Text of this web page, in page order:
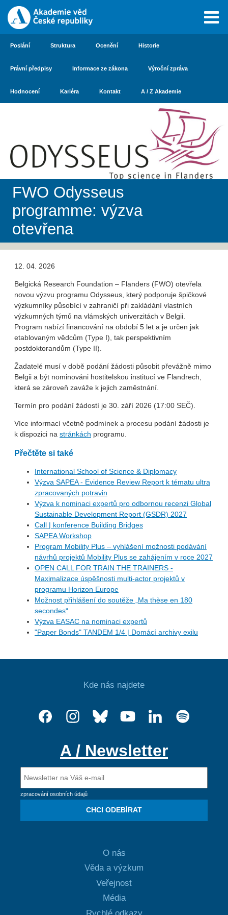
Poslání Struktura Ocenění Historie
Právní předpisy Informace ze zákona Výroční zpráva
Hodnocení Kariéra Kontakt A / Z Akademie
FWO Odysseus
programme: výzva
otevřena
12. 04. 2026
Belgická Research Foundation – Flanders (FWO) otevřela
novou výzvu programu Odysseus, který podporuje špičkové
výzkumníky působící v zahraničí při zakládání vlastních
výzkumných týmů na vlámských univerzitách v Belgii.
Program nabízí financování na období 5 let a je určen jak
etablovaným vědcům (Type I), tak perspektivním
postdoktorandům (Type II).
Žadatelé musí v době podání žádosti působit převážně mimo
Belgii a být nominováni hostitelskou institucí ve Flandrech,
která se zároveň zaváže k jejich zaměstnání.
Termín pro podání žádostí je 30. září 2026 (17:00 SEČ).
Více informací včetně podmínek a procesu podání žádosti je
k dispozici na stránkách programu.
Přečtěte si také
International School of Science & Diplomacy
Výzva SAPEA - Evidence Review Report k tématu ultra
zpracovaných potravin
Výzva k nominaci expertů pro odbornou recenzi Global
Sustainable Development Report (GSDR) 2027
Call | konference Building Bridges
SAPEA Workshop
Program Mobility Plus – vyhlášení možnosti podávání
návrhů projektů Mobility Plus se zahájením v roce 2027
OPEN CALL FOR TRAIN THE TRAINERS -
Maximalizace úspěšnosti multi-actor projektů v
programu Horizon Europe
Možnost přihlášení do soutěže „Ma thèse en 180
secondes“
Výzva EASAC na nominaci expertů
"Paper Bonds" TANDEM 1/4 | Domácí archivy exilu
Kde nás najdete
A / Newsletter
zpracování osobních údajů
CHCI ODEBÍRAT
O nás
Věda a výzkum
Veřejnost
Média
Rychlé odkazy